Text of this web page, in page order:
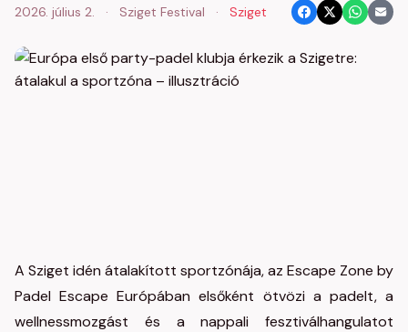
2026. július 2. · Sziget Festival · Sziget
A Sziget idén átalakított sportzónája, az Escape Zone by
Padel Escape Európában elsőként ötvözi a padelt, a
wellnessmozgást és a nappali fesztiválhangulatot